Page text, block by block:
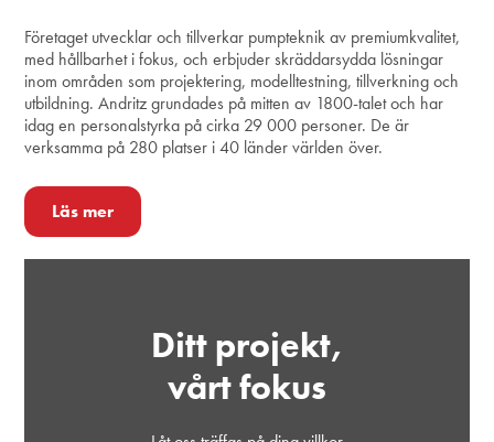
Företaget utvecklar och tillverkar pumpteknik av premiumkvalitet,
med hållbarhet i fokus, och erbjuder skräddarsydda lösningar
inom områden som projektering, modelltestning, tillverkning och
utbildning. Andritz grundades på mitten av 1800-talet och har
idag en personalstyrka på cirka 29 000 personer. De är
verksamma på 280 platser i 40 länder världen över.
Läs mer
Ditt projekt,
vårt fokus